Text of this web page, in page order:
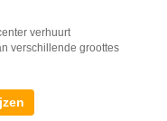
verhuurt
verschillende groottes